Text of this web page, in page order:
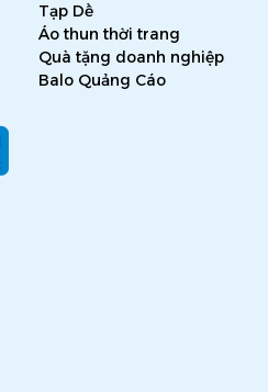
Tạp Dề
Áo thun thời trang
Quà tặng doanh nghiệp
Balo Quảng Cáo